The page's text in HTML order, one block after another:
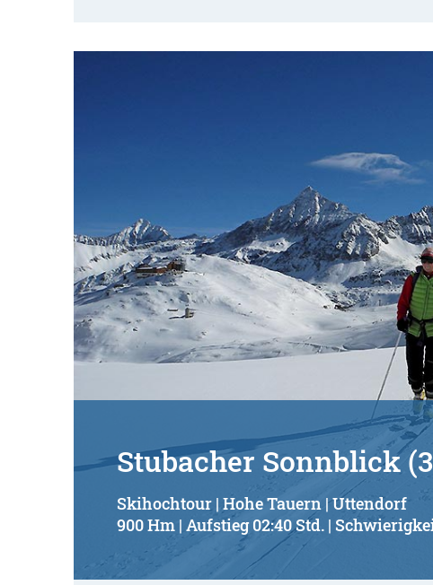
Stubacher Sonnblick
Skihochtour | Hohe Tauern | Uttendorf
900 Hm | Aufstieg 02:40 Std. |